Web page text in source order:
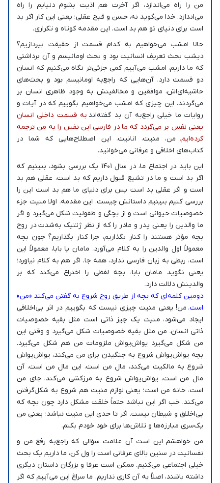
من را راه می‌اندازد، اگر آخرت هم اذیت بشوم دنیایم را راه
می‌اندازد. خدا می‌گوید نه، حسن و قبح عقلی؛ یعنی این کار اگر بد
است برای دنیای تو هم بد است. این مقدمه کوتاه و تکراری.
حالا امشب می‌خواهیم به کدام قسمت از حقیقت بپردازیم؟
دیشب بحث تعریف انسانیت بود و بحث اومانیسم و آن برداشتی
که ما داریم، امشب می‌آییم کمی جزئی‌تر نگاه می‌کنیم که انسان
دو قسمت دارد. آن‌هایی که راجع‌به اومانیسم بود و بحث‌های
حاشیه‌ای‌‌اش، موافقین و مخالفینش به وجود ظاهری انسان بر
می‌گردند. این چیزی که امشب می‌خواهیم بگوییم که در آیات و
روایات ما خیلی راجع‌به آن بد گفته‌اند به قسمت داخلی انسان
یعنی نفس بر می‌گردد که ما در فارسی این نفس را به من ترجمه
کرده‌ایم. من، منیت، انانیت، این اصطلاح‌هایی که شما در
کتاب‌های اخلاقی و عرفانی می‌خوانید.
این باید در اجتماع ما، در سال ۱۴۰۱ یک بررسی بشود، ببینیم که
اگر بد است و ما در تشیع قبول داریم که بد است، عقلی هم بد
است و اگر عقلی بد است پس برای دنیای ما هم بد است این را
بررسی کنیم ببینیم داستانش چیست. این مقدمه. اولا منیت جزء
خصوصیات حیوانی است و از بچگی و طفولیت شکل می‌گیرد و اگر
ما والدین را یعنی پدر و مادر را که از نظر ژنتیک به‌شدت در روح
بچه مؤثر هستند را کنار بگذاریم، چرا کنار بگذاریم؟ چون بچه
معمولاً اول والدین را به کلام می‌آورد، مامان یا بابا، معمولاً این
است، ربطی به زبان فارسی ندارد، همه‌ جا. اگر هم به کلام نیاورد؛
یعنی نگوید مامان بابا، بچه لفظی را اختراع می‌کند که بر
والدینش دلالت دارد.
دومین کلمه‌ای که بچه از طریق روح شروع به گفتن می‌کند «من»
است. من! یعنی منیت چیزی نیست که بگوییم در اثر بی‌اخلاقی
ایجاد می‌شود، منیت یک چیز ذاتی است مثل بقیه خصوصیات
ذاتی انسان. من مثل بقیه خصوصیات شکل می‌گیرد و وقتی این
من شکل می‌گیرد یواش‌یواش ملزومات من هم شکل می‌گیرد.
بچه یواش‌یواش شروع به جنگیدن برای من می‌کند، یواش‌یواش
شروع به مالکیت می‌کند، مال من است، این مال من است، آن
مال من است، یواش‌یواش شروع به مرزکشی می‌کند، جای من
است، خانه من است؛ یعنی لوازم منیت هم شروع به شکل‌گرفتن
می‌کند. خب اگر این نباشد حتماً خلقت مشکل دارد چون بچه که
بی‌اخلاق و شیطان نیست. اگر تا حدی این منیت نباشد؛ یعنی من
یک‌سری مبارزه‌ها و تلاش‌ها برای خود خودم بکنم.
من خواهشم این است آن علامت سؤالی که راجع‌به رفع من و
نفسانیت در سنین بالای عرفانی است را ول کن، ما داریم یک بحث
خیلی اجتماعی می‌کنیم. ممکن است عرفا و بزرگان داستان دیگری
داشته باشند، اصلاً به آن کاری نداریم. ما سراغ این می‌آییم که اگر